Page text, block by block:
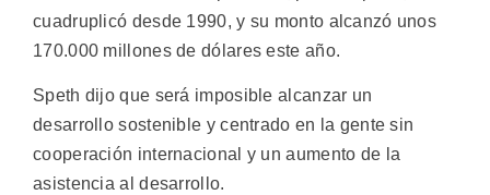
cuadruplicó desde 1990, y su monto alcanzó unos
170.000 millones de dólares este año.
Speth dijo que será imposible alcanzar un
desarrollo sostenible y centrado en la gente sin
cooperación internacional y un aumento de la
asistencia al desarrollo.